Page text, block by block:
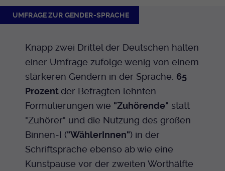
UMFRAGE ZUR GENDER-SPRACHE
Knapp zwei Drittel der Deutschen halten
einer Umfrage zufolge wenig von einem
stärkeren Gendern in der Sprache. 65
Prozentder Befragten lehnten
Formulierungen wie "Zuhörende" statt
"Zuhörer" und die Nutzung des großen
Binnen-I ("WählerInnen") in der
Schriftsprache ebenso ab wie eine
Kunstpause vor der zweiten Worthälfte